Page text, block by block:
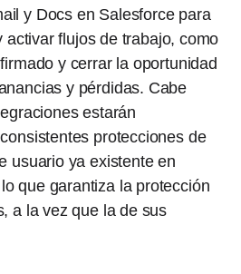
y Docs en Salesforce para
activar flujos de trabajo, como
y cerrar la oportunidad
y pérdidas. Cabe
estarán
protecciones de
usuario ya existente en
que garantiza la protección
a la vez que la de sus